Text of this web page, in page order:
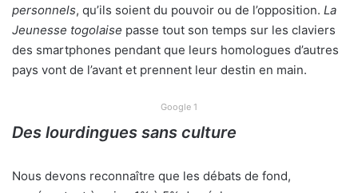
personnels, qu’ils soient du pouvoir ou de l’opposition. La
Jeunesse togolaise passe tout son temps sur les claviers
des smartphones pendant que leurs homologues d’autres
pays vont de l’avant et prennent leur destin en main.
Google 1
Des lourdingues sans culture
Nous devons reconnaître que les débats de fond,